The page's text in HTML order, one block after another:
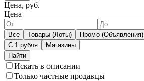
Цена, руб.
Цена
Все Товары (Лоты) Промо (Объявления)
С 1 рубля
Магазины
Искать в описании
Только частные продавцы